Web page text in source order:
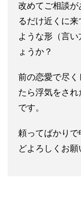
改めてご相談
るだけ近くに来
ような形（言い
ょうか？
前の恋愛で尽
たら浮気をされ
です。
頼ってばかり
どよろしくお願